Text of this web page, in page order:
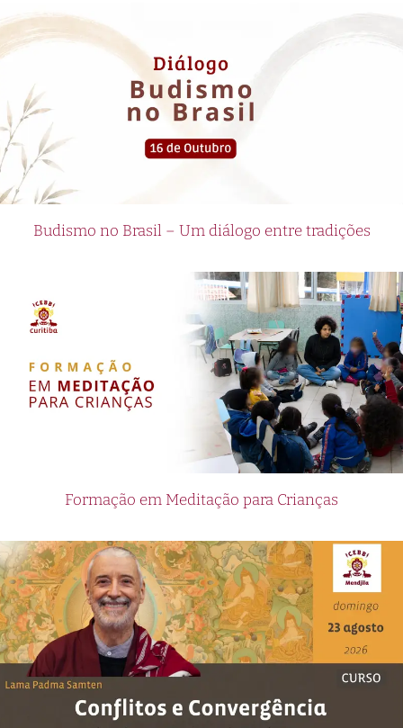
Budismo no Brasil – Um diálogo entre tradições
Formação em Meditação para Crianças